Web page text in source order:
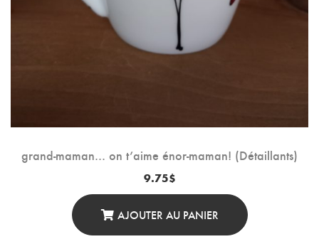
grand-maman… on t’aime énor-maman! (Détaillants)
9.75$
AJOUTER AU PANIER